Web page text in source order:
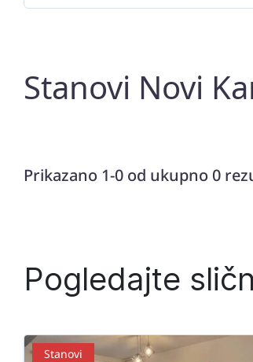
Stanovi Novi
Prikazano 1-0 od ukupno 0
Pogledajte
Stanovi